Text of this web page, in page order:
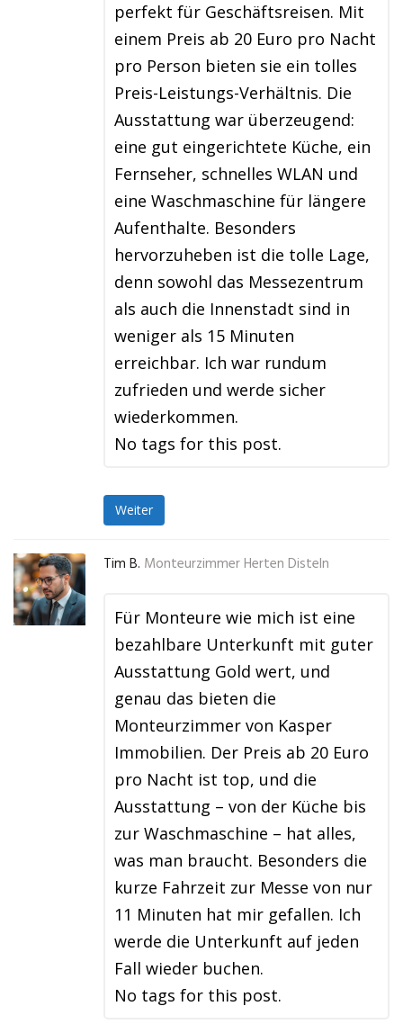
perfekt für Geschäftsreisen. Mit
einem Preis ab 20 Euro pro Nacht
pro Person bieten sie ein tolles
Preis-Leistungs-Verhältnis. Die
Ausstattung war überzeugend:
eine gut eingerichtete Küche, ein
Fernseher, schnelles WLAN und
eine Waschmaschine für längere
Aufenthalte. Besonders
hervorzuheben ist die tolle Lage,
denn sowohl das Messezentrum
als auch die Innenstadt sind in
weniger als 15 Minuten
erreichbar. Ich war rundum
zufrieden und werde sicher
wiederkommen.
No tags for this post.
Weiter
Tim B. Monteurzimmer Herten Disteln
Für Monteure wie mich ist eine
bezahlbare Unterkunft mit guter
Ausstattung Gold wert, und
genau das bieten die
Monteurzimmer von Kasper
Immobilien. Der Preis ab 20 Euro
pro Nacht ist top, und die
Ausstattung – von der Küche bis
zur Waschmaschine – hat alles,
was man braucht. Besonders die
kurze Fahrzeit zur Messe von nur
11 Minuten hat mir gefallen. Ich
werde die Unterkunft auf jeden
Fall wieder buchen.
No tags for this post.